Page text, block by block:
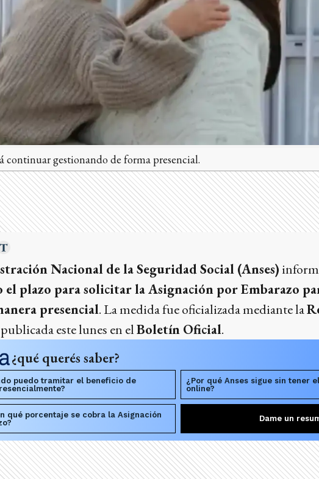
continuar gestionando de forma presencial.
Nacional de la Seguridad Social (Anses)
el plazo para solicitar la Asignación por Embarazo
presencial. La medida fue oficializada mediante la
este lunes en elBoletín Oficial.
¿qué querés saber?
puedo tramitar el beneficio de
¿Por qué Anses sigue sin tener
online?
qué porcentaje se cobra la Asignación
Dame un